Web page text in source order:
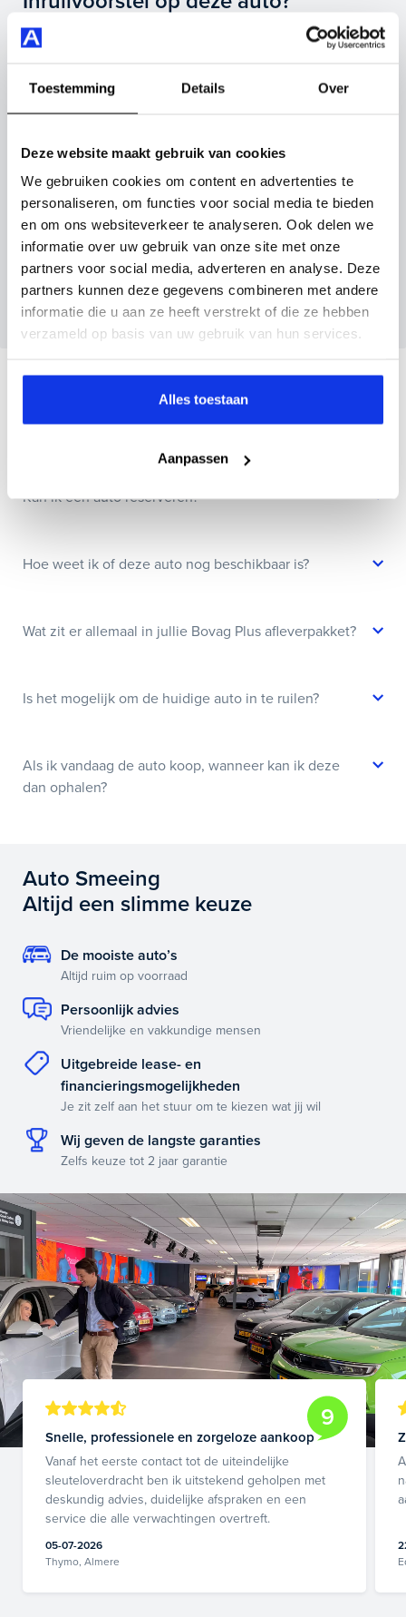
Toestemming Details Over
Deze website maakt gebruik van cookies
We gebruiken cookies om content en advertenties te
personaliseren, om functies voor social media te bieden
en om ons websiteverkeer te analyseren. Ook delen we
informatie over uw gebruik van onze site met onze
partners voor social media, adverteren en analyse. Deze
partners kunnen deze gegevens combineren met andere
informatie die u aan ze heeft verstrekt of die ze hebben
verzameld op basis van uw gebruik van hun services.
Alles toestaan
Aanpassen
(automatisch), apple carplay/android auto, kunstlederen
interieurdelen en nog veel meer.
Je koopt hem voor € 19.495,- maar je kan deze Citroën
C5 Aircross ook bij ons financieren of leasen.
Maak snel een afspraak in de showroom of bestel hem
Vul hier je gegevens in en vergeet niet foto's van je
Inruilvoorstel aanvragen
Wanneer je foto’s meestuurt ontvang je op
maandag tot en met vrijdag binnen enkele uren
een voorstel.
Veelgestelde vragen
Wanneer kan ik een proefrit maken?
Kan ik een auto reserveren?
Hoe weet ik of deze auto nog beschikbaar is?
Wat zit er allemaal in jullie Bovag Plus afleverpakket?
Is het mogelijk om de huidige auto in te ruilen?
Als ik vandaag de auto koop, wanneer kan ik deze
dan ophalen?
Auto Smeeing
Altijd een slimme keuze
De mooiste auto’s
Altijd ruim op voorraad
Persoonlijk advies
Vriendelijke en vakkundige mensen
Uitgebreide lease- en
financieringsmogelijkheden
Je zit zelf aan het stuur om te kiezen wat jij wil
Wij geven de langste garanties
Zelfs keuze tot 2 jaar garantie
9
Snelle, professionele en zorgeloze aankoop
Vanaf het eerste contact tot de uiteindelijke
sleuteloverdracht ben ik uitstekend geholpen met
deskundig advies, duidelijke afspraken en een
service die alle verwachtingen overtreft.
05-07-2026
Thymo, Almere